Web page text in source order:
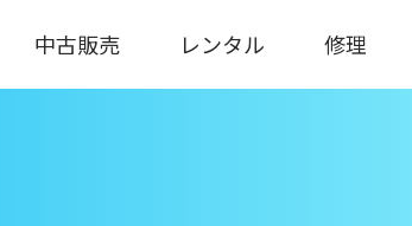
中古販売 レンタル 修理